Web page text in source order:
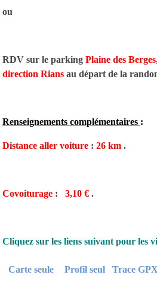
ou
RDV sur le parking Plaine des
direction Rians au départ de la
Renseignements complémentaires :
Distance aller voiture : 26 km .
Covoiturage : 3,10 € .
Cliquez sur les liens suivant pour les
Carte seule Profil seul Trace GPX